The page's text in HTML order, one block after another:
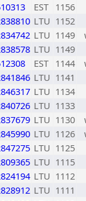
EST 1156
LTU 1152
LTU 1149
LTU 1149
EST 1144
LTU 1141
LTU 1134
LTU 1133
LTU 1130
LTU 1126
LTU 1125
LTU 1115
LTU 1112
LTU 1111